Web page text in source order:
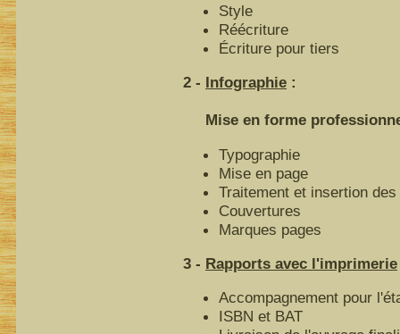
Style
Réécriture
Écriture pour tiers
2 - Infographie :
Mise en forme
Typographie
Mise en page
Traitement et insertion
Couvertures
Marques pages
3 - Rapports avec l'imprimerie
Accompagnement pour
ISBN et BAT